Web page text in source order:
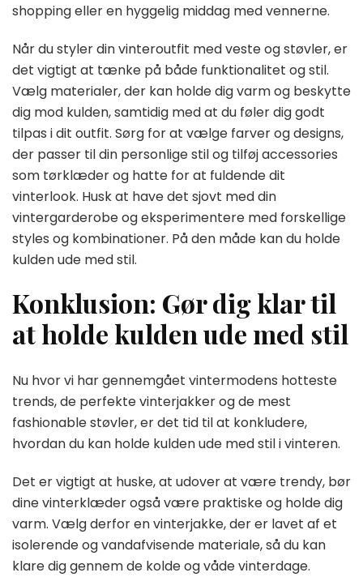
shopping eller en hyggelig middag med vennerne.
Når du styler din vinteroutfit med veste og støvler, er
det vigtigt at tænke på både funktionalitet og stil.
Vælg materialer, der kan holde dig varm og beskytte
dig mod kulden, samtidig med at du føler dig godt
tilpas i dit outfit. Sørg for at vælge farver og designs,
der passer til din personlige stil og tilføj accessories
som tørklæder og hatte for at fuldende dit
vinterlook. Husk at have det sjovt med din
vintergarderobe og eksperimentere med forskellige
styles og kombinationer. På den måde kan du holde
kulden ude med stil.
Konklusion: Gør dig klar til
at holde kulden ude med stil
Nu hvor vi har gennemgået vintermodens hotteste
trends, de perfekte vinterjakker og de mest
fashionable støvler, er det tid til at konkludere,
hvordan du kan holde kulden ude med stil i vinteren.
Det er vigtigt at huske, at udover at være trendy, bør
dine vinterklæder også være praktiske og holde dig
varm. Vælg derfor en vinterjakke, der er lavet af et
isolerende og vandafvisende materiale, så du kan
klare dig gennem de kolde og våde vinterdage.